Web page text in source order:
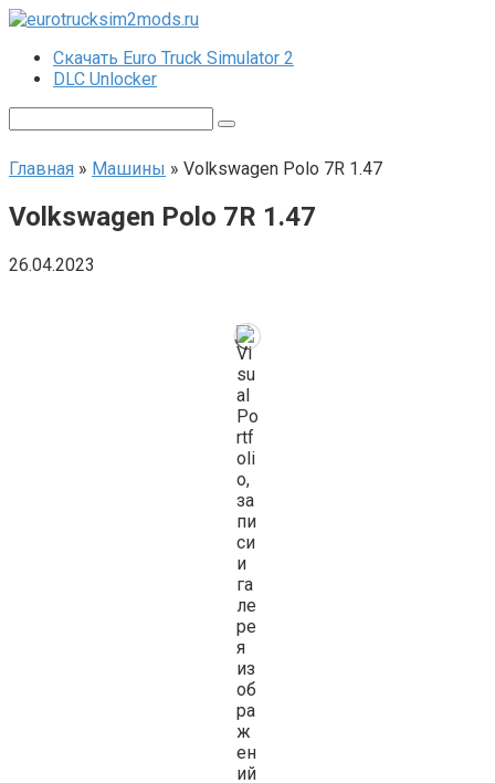
Перейти
контентуСкачать Euro Truck Simulator 2
DLC Unlocker
Главная » Машины » Volkswagen Polo 7R 1.47
Volkswagen Polo 7R 1.47
26.04.2023